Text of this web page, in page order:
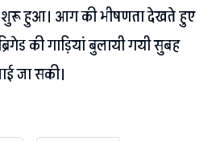
शुरू हुआ। आग की भीषणता देखते हुए
की गाड़ियां बुलायी गयी सुबह
जा सकी।